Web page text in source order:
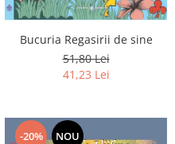
Bucuria Regasirii de sine
51,80 Lei
41,23 Lei
-20% NOU